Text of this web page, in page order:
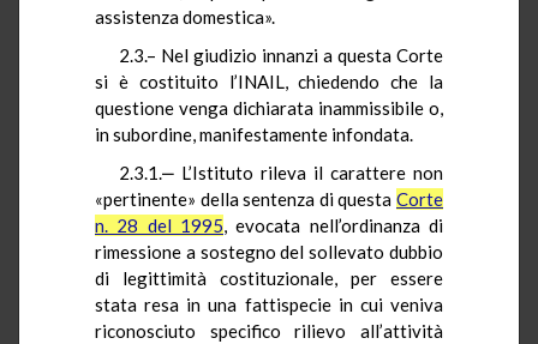
assistenza domestica».
2.3.– Nel giudizio innanzi a questa Corte
si è costituito l’INAIL, chiedendo che la
questione venga dichiarata inammissibile o,
in subordine, manifestamente infondata.
2.3.1.‒ L’Istituto rileva il carattere non
«pertinente» della sentenza di questa Corte
n. 28 del 1995, evocata nell’ordinanza di
rimessione a sostegno del sollevato dubbio
di legittimità costituzionale, per essere
stata resa in una fattispecie in cui veniva
riconosciuto specifico rilievo all’attività